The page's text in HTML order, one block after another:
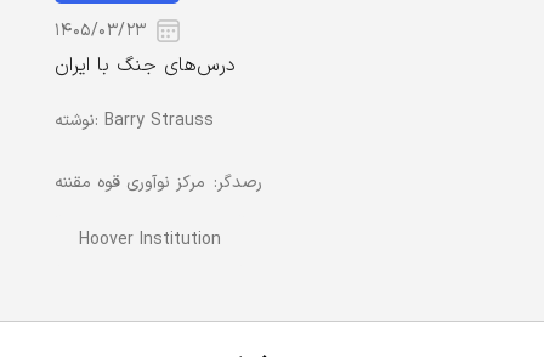
۱۴۰۵/۰۳/۲۳
درس‌های جنگ با ایران
نوشته: Barry Strauss
رصدگر: مرکز نوآوری قوه مقننه
Hoover Institution